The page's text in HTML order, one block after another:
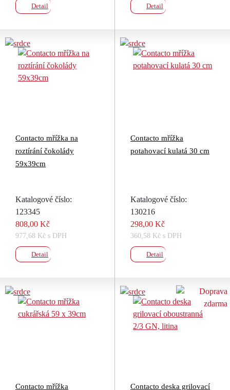
Detail Detail
Contacto mřížka na
roztírání čokolády
59x39cm
Katalogové číslo:
123345
808,00 Kč
977,68 Kč s DPH
Detail
Contacto mřížka
potahovací kulatá 30 cm
Katalogové číslo:
130216
298,00 Kč
360,58 Kč s DPH
Detail
Contacto mřížka
Contacto deska grilovací